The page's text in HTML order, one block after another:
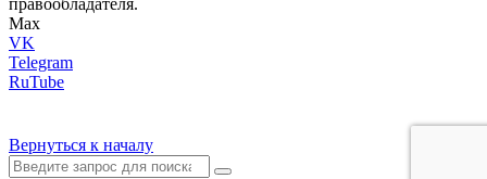
правообладателя.
Max
VK
Telegram
RuTube
Вернуться к началу